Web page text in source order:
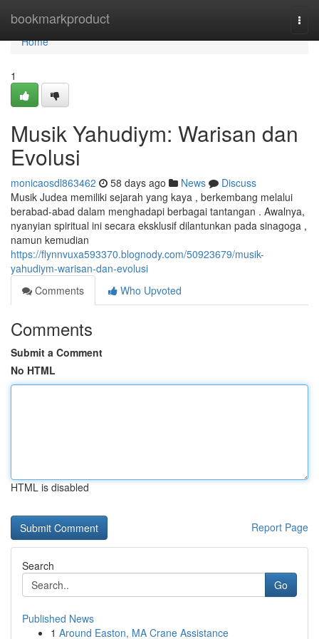
bookmarkproduct
Home
Home
1
Musik Yahudiym: Warisan dan
Evolusi
monicaosdl863462 58 days ago News
Discuss
Musik Judea memiliki sejarah yang kaya , berkembang melalui
berabad-abad dalam menghadapi berbagai tantangan . Awalnya,
nyanyian spiritual ini secara eksklusif dilantunkan pada sinagoga ,
namun kemudian
https://flynnvuxa593370.blognody.com/50923679/musik-
yahudiym-warisan-dan-evolusi
Comments
Who Upvoted
Comments
Submit a Comment
No HTML
HTML is disabled
Report Page
Search
Go
Published News
1 Around Easton, MA Crane Assistance